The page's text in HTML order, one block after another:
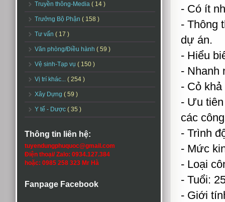
Truyền thông-Media ( 14 )
Trưởng Bộ Phận ( 158 )
Tư vấn ( 17 )
Văn phòng/Điều hành ( 59 )
Vệ sinh-Tạp vụ ( 150 )
Vị trí khác... ( 254 )
Xây Dựng ( 59 )
Y tế - Dược ( 35 )
Thông tin liên hệ:
tuyendungphuquoc@gmail.com
Điện thoại/ Zalo: 0934.127.384
hoặc: 0985 258 323 Mr Hà
Fanpage Facebook
- Có ít
- Thông
dự án.
- Hiểu
- Nhanh
- Cỏ
- Ưu
các
- Trình
- Mức
- Loại
- Tuổi:
- Giới